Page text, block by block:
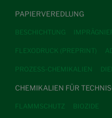
PAPIERVEREDLUNG
BESCHICHTUNG
FLEXODRUCK (PREPRINT)
PROZESS-CHEMIKALIEN
CHEMIKALIEN FÜR
FLAMMSCHUTZ BIOZIDE